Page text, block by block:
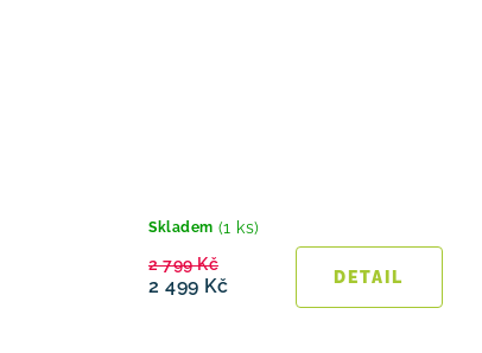
Skladem (1 ks)
2 499 Kč
2 799 Kč